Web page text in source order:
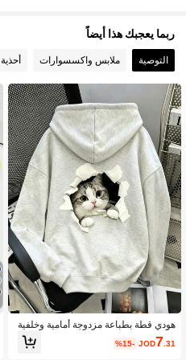
ربما يعجبك هذا أيضاً
التوصية ملابس واكسسوارات أحذية
هودي قطة بطباعة مزدوجة أمامية وخلفية
بتأثير ورق ممزق ثلاثي الأبعاد، توب طبقا
ت يومي بطابع مرح وغريب للخريف
JOD7.31
%15-